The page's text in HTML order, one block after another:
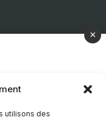
utilisons des
×